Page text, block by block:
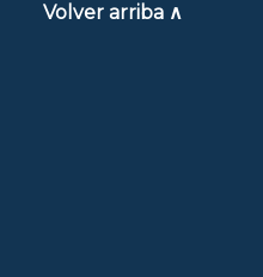
Volver arriba ∧